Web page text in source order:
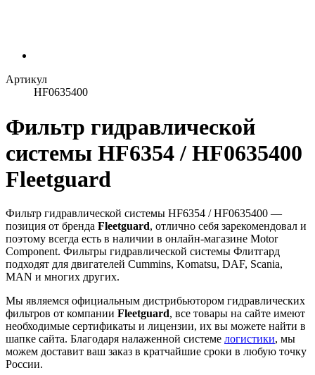
Артикул
HF0635400
Фильтр гидравлической
системы HF6354 / HF0635400
Fleetguard
Фильтр гидравлической системы HF6354 / HF0635400 —
позиция от бренда Fleetguard, отлично себя зарекомендовал и
поэтому всегда есть в наличии в онлайн-магазине Motor
Component. Фильтры гидравлической системы Флитгард
подходят для двигателей Cummins, Komatsu, DAF, Scania,
MAN и многих других.
Мы являемся официальным дистрибьютором гидравлических
фильтров от компании Fleetguard, все товары на сайте имеют
необходимые сертификаты и лицензии, их вы можете найти в
шапке сайта. Благодаря налаженной системе логистики, мы
можем доставит ваш заказ в кратчайшие сроки в любую точку
России.